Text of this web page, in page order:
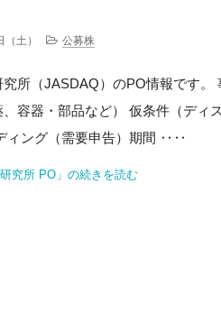
土） 公募株
究所（JASDAQ）のPO情報です
容器・部品など） 仮条件（ディ
ィング（需要申告）期間 ‥‥
研究所 PO」の続きを読む